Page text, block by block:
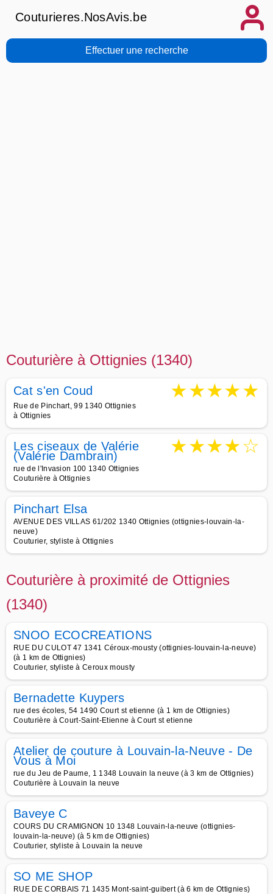
Couturieres.NosAvis.be
Effectuer une recherche
Couturière à Ottignies (1340)
Cat s'en Coud ★★★★★
Rue de Pinchart, 99 1340 Ottignies
à Ottignies
Les ciseaux de Valérie
(Valérie Dambrain) ★★★★☆
rue de l'Invasion 100 1340 Ottignies
Couturière à Ottignies
Pinchart Elsa
AVENUE DES VILLAS 61/202 1340 Ottignies (ottignies-louvain-la-
neuve)
Couturier, styliste à Ottignies
Couturière à proximité de Ottignies
(1340)
SNOO ECOCREATIONS
RUE DU CULOT 47 1341 Céroux-mousty (ottignies-louvain-la-neuve)
(à 1 km de Ottignies)
Couturier, styliste à Ceroux mousty
Bernadette Kuypers
rue des écoles, 54 1490 Court st etienne (à 1 km de Ottignies)
Couturière à Court-Saint-Etienne à Court st etienne
Atelier de couture à Louvain-la-Neuve - De
Vous à Moi
rue du Jeu de Paume, 1 1348 Louvain la neuve (à 3 km de Ottignies)
Couturière à Louvain la neuve
Baveye C
COURS DU CRAMIGNON 10 1348 Louvain-la-neuve (ottignies-
louvain-la-neuve) (à 5 km de Ottignies)
Couturier, styliste à Louvain la neuve
SO ME SHOP
RUE DE CORBAIS 71 1435 Mont-saint-guibert (à 6 km de Ottignies)